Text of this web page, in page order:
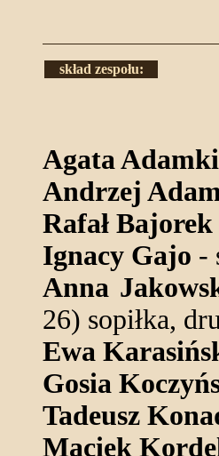
skład zespołu:
Agata
Andrzej
Rafał Bajorek
Ignacy Gajo -
Anna
26) sopiłka,
Ewa
Gosia
Tadeusz
Maciek